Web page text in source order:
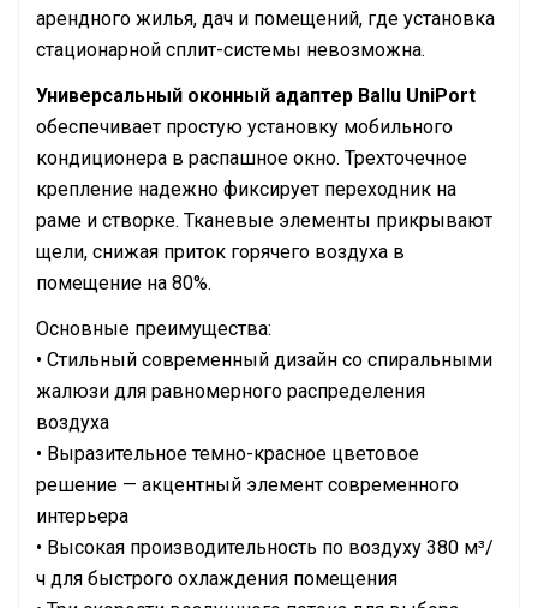
арендного жилья, дач и помещений, где установка
стационарной сплит-системы невозможна.
Универсальный оконный адаптер Ballu UniPort
обеспечивает простую установку мобильного
кондиционера в распашное окно. Трехточечное
крепление надежно фиксирует переходник на
раме и створке. Тканевые элементы прикрывают
щели, снижая приток горячего воздуха в
помещение на 80%.
Основные преимущества:
• Стильный современный дизайн со спиральными
жалюзи для равномерного распределения
воздуха
• Выразительное темно-красное цветовое
решение — акцентный элемент современного
интерьера
• Высокая производительность по воздуху 380 м³/
ч для быстрого охлаждения помещения